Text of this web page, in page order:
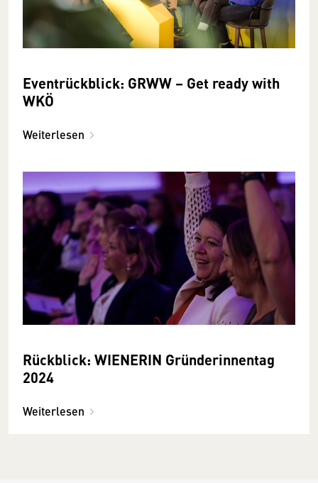
Eventrückblick: GRWW – Get ready with
WKÖ
Weiterlesen
Rückblick: WIENERIN Gründerinnentag
2024
Weiterlesen